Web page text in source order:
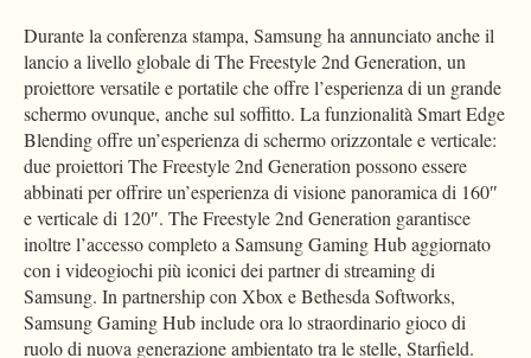
Durante la conferenza stampa, Samsung ha annunciato anche il
lancio a livello globale di The Freestyle 2nd Generation, un
proiettore versatile e portatile che offre l’esperienza di un grande
schermo ovunque, anche sul soffitto. La funzionalità Smart Edge
Blending offre un’esperienza di schermo orizzontale e verticale:
due proiettori The Freestyle 2nd Generation possono essere
abbinati per offrire un’esperienza di visione panoramica di 160″
e verticale di 120″. The Freestyle 2nd Generation garantisce
inoltre l’accesso completo a Samsung Gaming Hub aggiornato
con i videogiochi più iconici dei partner di streaming di
Samsung. In partnership con Xbox e Bethesda Softworks,
Samsung Gaming Hub include ora lo straordinario gioco di
ruolo di nuova generazione ambientato tra le stelle, Starfield.